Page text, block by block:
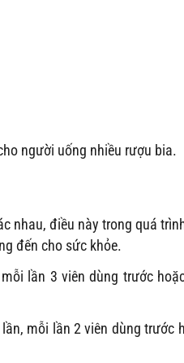
người uống nhiều rượu bia.
nhau, điều này trong quá
đến cho sức khỏe.
lần 3 viên dùng trước
mỗi lần 2 viên dùng trước